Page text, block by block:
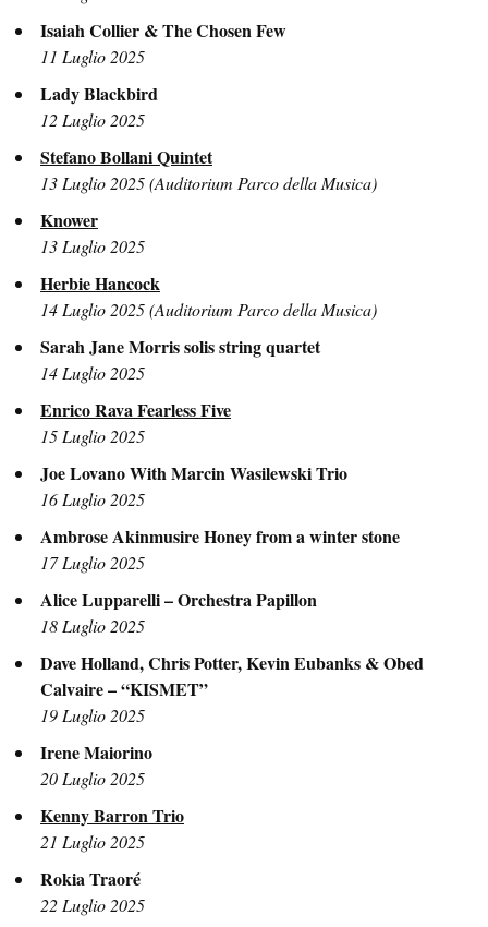
Isaiah Collier & The Chosen Few
11 Luglio 2025
Lady Blackbird
12 Luglio 2025
Stefano Bollani Quintet
13 Luglio 2025 (Auditorium Parco della Musica)
Knower
13 Luglio 2025
Herbie Hancock
14 Luglio 2025 (Auditorium Parco della Musica)
Sarah Jane Morris solis string quartet
14 Luglio 2025
Enrico Rava Fearless Five
15 Luglio 2025
Joe Lovano With Marcin Wasilewski Trio
16 Luglio 2025
Ambrose Akinmusire Honey from a winter stone
17 Luglio 2025
Alice Lupparelli – Orchestra Papillon
18 Luglio 2025
Dave Holland, Chris Potter, Kevin Eubanks & Obed
Calvaire – “KISMET”
19 Luglio 2025
Irene Maiorino
20 Luglio 2025
Kenny Barron Trio
21 Luglio 2025
Rokia Traoré
22 Luglio 2025